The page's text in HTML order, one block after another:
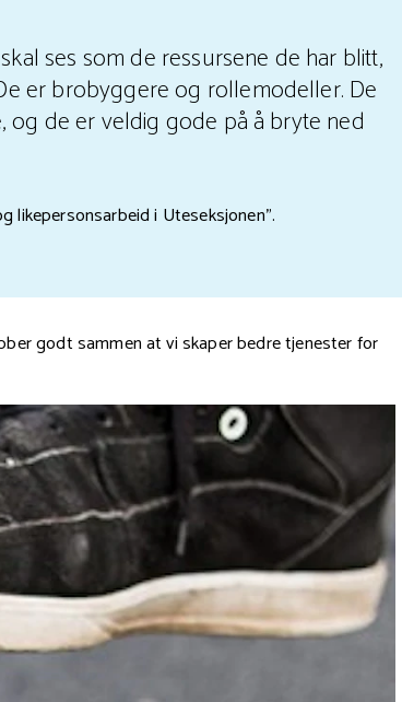
ses som de ressursene de har blitt,
er brobyggere og rollemodeller. De
og de er veldig gode på å bryte ned
likepersonsarbeid i Uteseksjonen".
godt sammen at vi skaper bedre tjenester for